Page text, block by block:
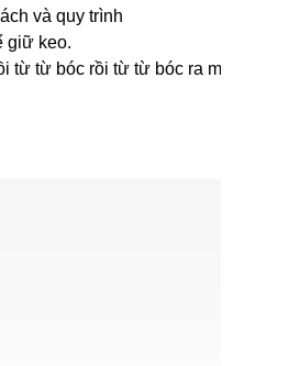
và quy trình
giữ keo.
từ từ bóc rồi từ từ bóc ra một